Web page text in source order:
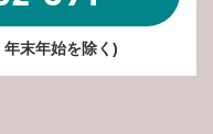
末年始を除く)